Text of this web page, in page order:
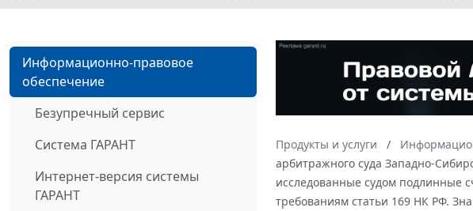
Информационно-правовое
обеспечение
Безупречный сервис
Система ГАРАНТ
Интернет-версия системы
ГАРАНТ
Продукты и услуги
арбитражного суда Западно-
исследованные судом подлинные
требованиям статьи 169 НК РФ.